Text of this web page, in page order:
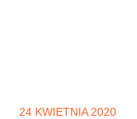
24 KWIETNIA 2020